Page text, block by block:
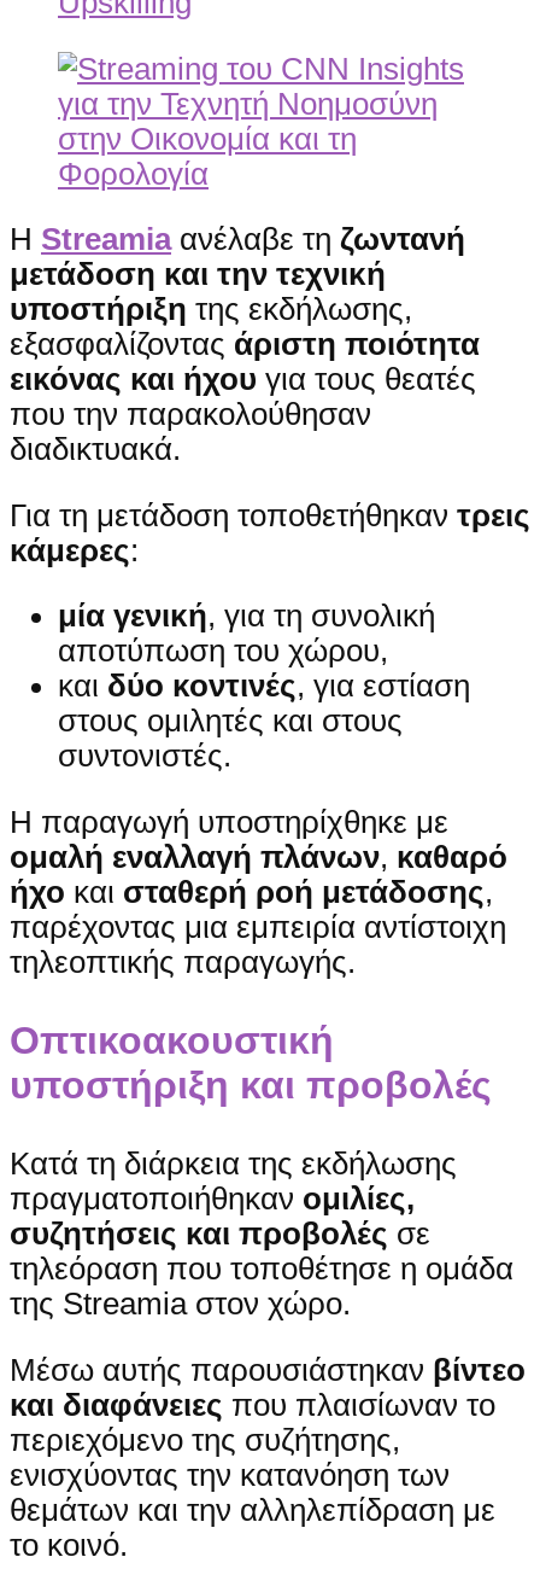
Η Streamiaανέλαβε τη ζωντανή
μετάδοση και την τεχνική
υποστήριξη της εκδήλωσης,
εξασφαλίζοντας άριστη ποιότητα
εικόνας και ήχου για τους θεατές
που την παρακολούθησαν
διαδικτυακά.
Για τη μετάδοση τοποθετήθηκαν τρεις
κάμερες:
μία γενική, για τη συνολική
αποτύπωση του χώρου,
και δύο κοντινές, για εστίαση
στους ομιλητές και στους
συντονιστές.
Η παραγωγή υποστηρίχθηκε με
ομαλή εναλλαγή πλάνων, καθαρό
ήχο και σταθερή ροή μετάδοσης,
παρέχοντας μια εμπειρία αντίστοιχη
τηλεοπτικής παραγωγής.
Οπτικοακουστική
υποστήριξη και προβολές
Κατά τη διάρκεια της εκδήλωσης
πραγματοποιήθηκαν ομιλίες,
συζητήσεις και προβολές σε
τηλεόραση που τοποθέτησε η ομάδα
της Streamia στον χώρο.
Μέσω αυτής παρουσιάστηκαν βίντεο
και διαφάνειες που πλαισίωναν το
περιεχόμενο της συζήτησης,
ενισχύοντας την κατανόηση των
θεμάτων και την αλληλεπίδραση με
το κοινό.